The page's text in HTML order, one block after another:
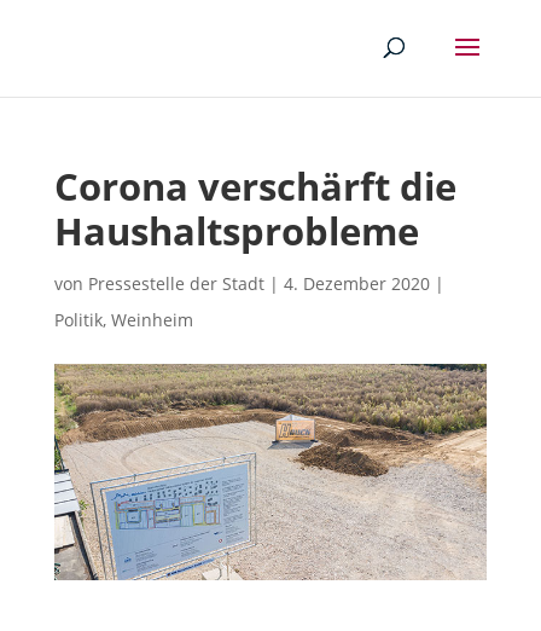
Corona verschärft die
Haushaltsprobleme
von Pressestelle der Stadt| 4. Dezember 2020|
Politik, Weinheim